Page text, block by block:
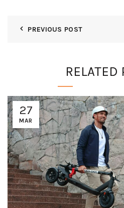
PREVIOUS POST
RELATED
27
MAR